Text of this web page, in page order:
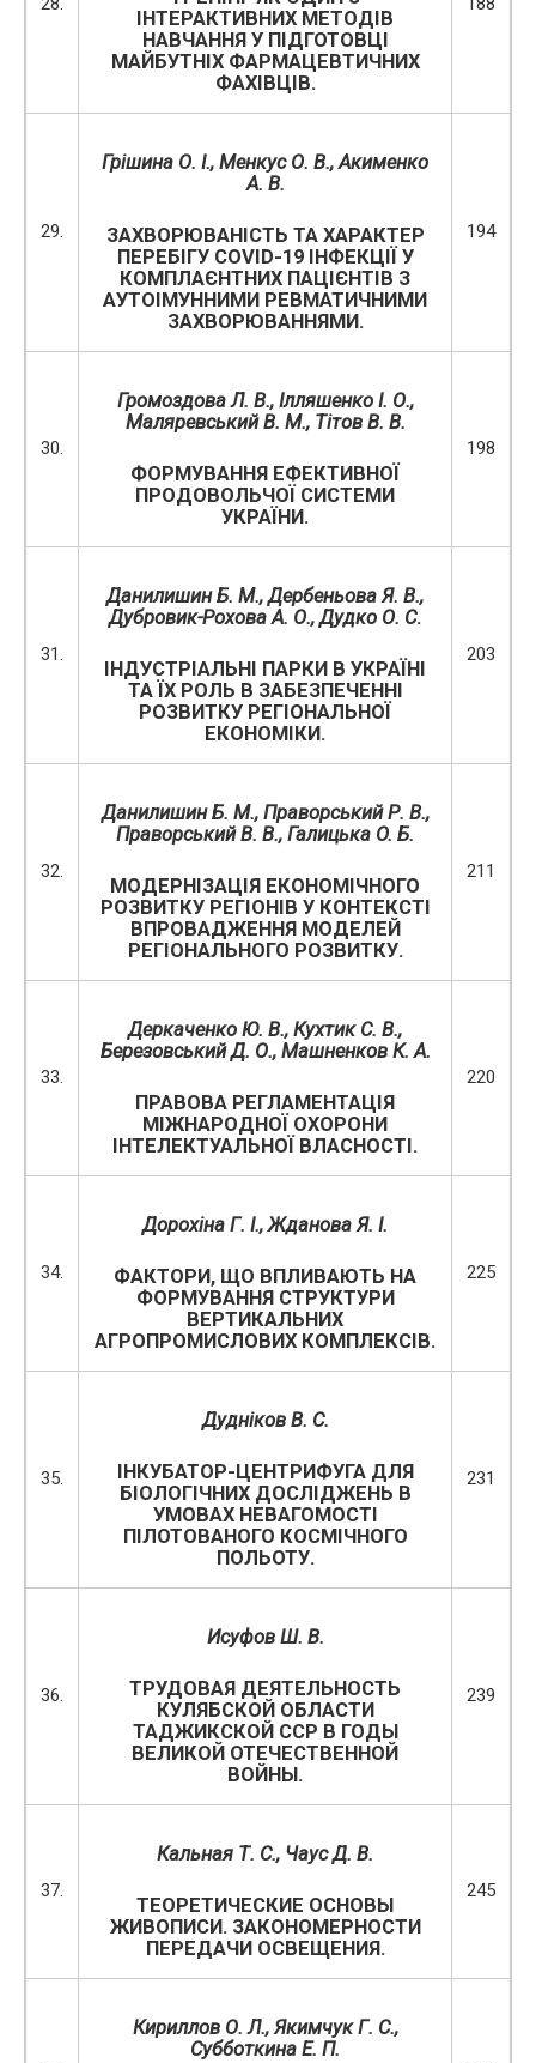
ІНТЕРАКТИВНИХ МЕТОДІВ
НАВЧАННЯ У ПІДГОТОВЦІ
МАЙБУТНІХ ФАРМАЦЕВТИЧНИХ
ФАХІВЦІВ.
29.
Грішина О. І., Менкус О. В., Акименко
А. В.
ЗАХВОРЮВАНІСТЬ ТА ХАРАКТЕР
ПЕРЕБІГУ COVID-19 ІНФЕКЦІЇ У
КОМПЛАЄНТНИХ ПАЦІЄНТІВ З
АУТОІМУННИМИ РЕВМАТИЧНИМИ
ЗАХВОРЮВАННЯМИ.
194
30.
Громоздова Л. В., Ілляшенко І. О.,
Маляревський В. М., Тітов В. В.
ФОРМУВАННЯ ЕФЕКТИВНОЇ
ПРОДОВОЛЬЧОЇ СИСТЕМИ
УКРАЇНИ.
198
31.
Данилишин Б. М., Дербеньова Я. В.,
Дубровик-Рохова А. О., Дудко О. С.
ІНДУСТРІАЛЬНІ ПАРКИ В УКРАЇНІ
ТА ЇХ РОЛЬ В ЗАБЕЗПЕЧЕННІ
РОЗВИТКУ РЕГІОНАЛЬНОЇ
ЕКОНОМІКИ.
203
32.
Данилишин Б. М., Праворський Р. В.,
Праворський В. В., Галицька O. Б.
МОДЕРНІЗАЦІЯ ЕКОНОМІЧНОГО
РОЗВИТКУ РЕГІОНІВ У КОНТЕКСТІ
ВПРОВАДЖЕННЯ МОДЕЛЕЙ
РЕГІОНАЛЬНОГО РОЗВИТКУ.
211
33.
Деркаченко Ю. В., Кухтик С. В.,
Березовський Д. О., Машненков К. А.
ПРАВОВА РЕГЛАМЕНТАЦІЯ
МІЖНАРОДНОЇ ОХОРОНИ
ІНТЕЛЕКТУАЛЬНОЇ ВЛАСНОСТІ.
220
34.
Дорохіна Г. І., Жданова Я. І.
ФАКТОРИ, ЩО ВПЛИВАЮТЬ НА
ФОРМУВАННЯ СТРУКТУРИ
ВЕРТИКАЛЬНИХ
АГРОПРОМИСЛОВИХ КОМПЛЕКСІВ.
225
35.
Дудніков В. С.
ІНКУБАТОР-ЦЕНТРИФУГА ДЛЯ
БІОЛОГІЧНИХ ДОСЛІДЖЕНЬ В
УМОВАХ НЕВАГОМОСТІ
ПІЛОТОВАНОГО КОСМІЧНОГО
ПОЛЬОТУ.
231
36.
Исуфов Ш. В.
ТРУДОВАЯ ДЕЯТЕЛЬНОСТЬ
КУЛЯБСКОЙ ОБЛАСТИ
ТАДЖИКСКОЙ ССР В ГОДЫ
ВЕЛИКОЙ ОТЕЧЕСТВЕННОЙ
ВОЙНЫ.
239
37.
Кальная Т. С., Чаус Д. В.
ТЕОРЕТИЧЕСКИЕ ОСНОВЫ
ЖИВОПИСИ. ЗАКОНОМЕРНОСТИ
ПЕРЕДАЧИ ОСВЕЩЕНИЯ.
245
Кириллов О. Л., Якимчук Г. С.,
Субботкина Е. П.